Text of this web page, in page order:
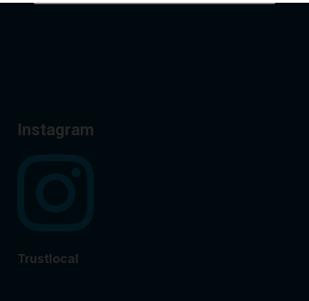
Instagram
Trustlocal